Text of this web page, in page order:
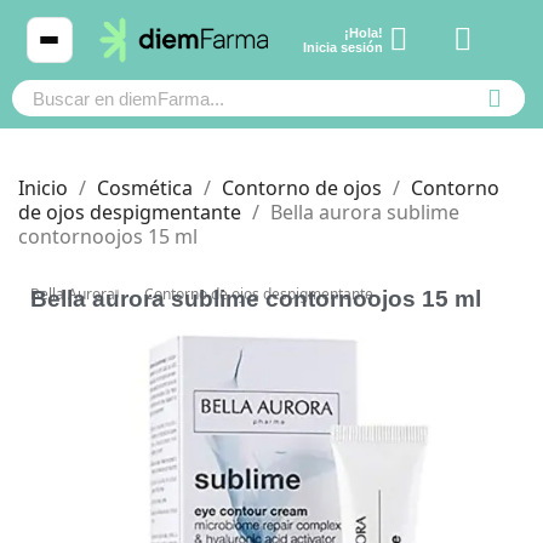
Cosmética
Productos naturales y dietética
¡Hola!
Inicia sesión
Ver carrito
Cosmética
Productos naturales y dietética
Inicio Cosmética Contorno de ojos
Contorno
de ojos despigmentante
Bella aurora sublime
contornoojos 15 ml
Bella Aurora Contorno de ojos despigmentante
Bella aurora sublime contornoojos 15 ml